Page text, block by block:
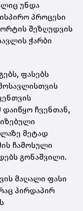
უნდა
პროცესი
შეზღუდვის
ჭარბი
ფასებს
დაიწყო ჩვენთან,
მეტად
ჩამოსული
გონაშვილი.
მაღალი ფასი
პირდაპირ